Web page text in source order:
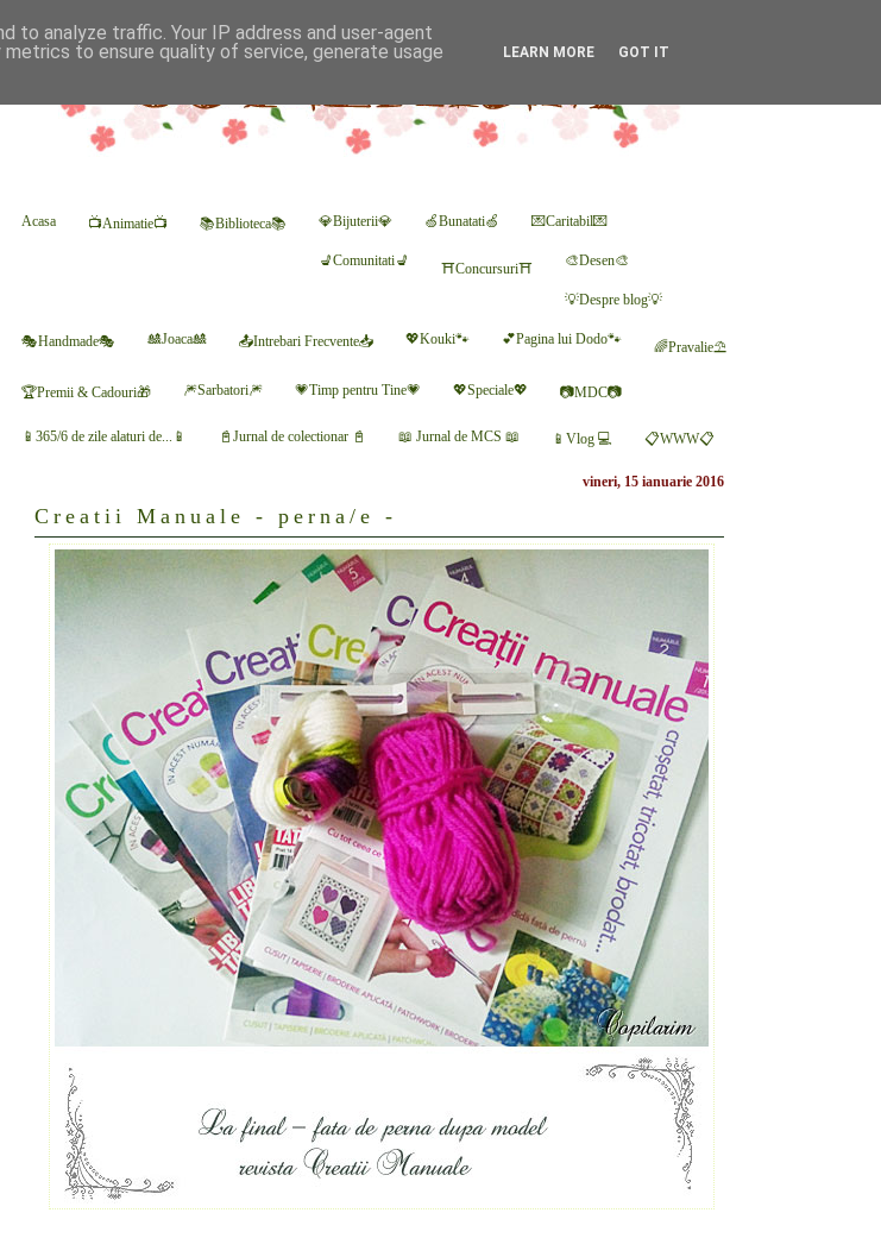
Acasa 📺Animatie📺 📚Biblioteca📚 💎Bijuterii💎 🍏Bunatati🍏 💌Caritabil💌
💺Comunitati💺 ⛩Concursuri⛩ 🎨Desen🎨
💡Despre blog💡
🎭Handmade🎭 🎎Joaca🎎 📤Intrebari Frecvente📥 💖Kouki🐾 💕Pagina lui Dodo🐾 🌈Pravalie⛱
🏆Premii & Cadouri🎁 🎆Sarbatori🎆 💗Timp pentru Tine💗 💖Speciale💖 📷MDC📷
📱365/6 de zile alaturi de...📱 📓Jurnal de colectionar 📓 📖 Jurnal de MCS 📖 📱Vlog 💻 📋WWW📋
vineri, 15 ianuarie 2016
Creatii Manuale - perna/e -
to analyze traffic. Your IP address and user-agent
to ensure quality of service, generate usage
LEARN MORE GOT IT